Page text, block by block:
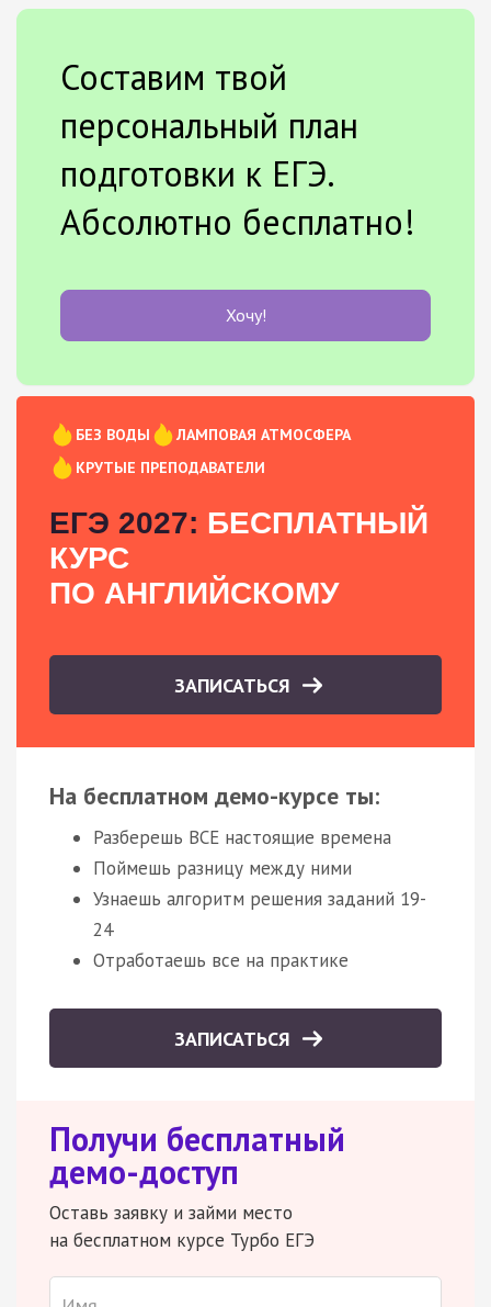
Составим твой
персональный план
подготовки к ЕГЭ.
Абсолютно бесплатно!
Хочу!
БЕЗ ВОДЫ
ЛАМПОВАЯ АТМОСФЕРА
КРУТЫЕ ПРЕПОДАВАТЕЛИ
ЕГЭ 2027: БЕСПЛАТНЫЙ
КУРС
ПО АНГЛИЙСКОМУ
ЗАПИСАТЬСЯ
На бесплатном демо-курсе ты:
Разберешь ВСЕ настоящие времена
Поймешь разницу между ними
Узнаешь алгоритм решения заданий 19-
24
Отработаешь все на практике
ЗАПИСАТЬСЯ
Получи бесплатный
демо-доступ
Оставь заявку и займи место
на бесплатном курсе Турбо ЕГЭ